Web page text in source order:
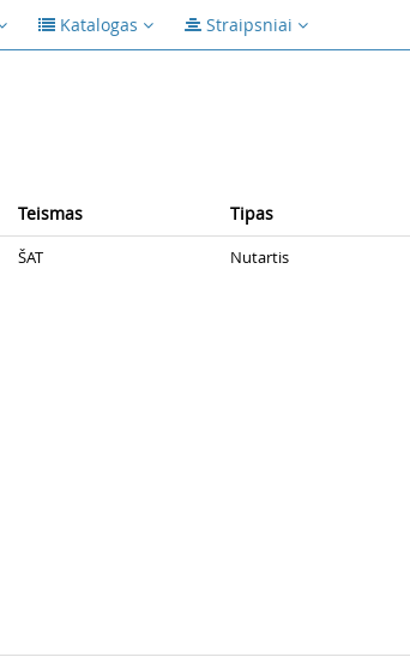
Katalogas Straipsniai
Teismas Tipas
ŠAT Nutartis